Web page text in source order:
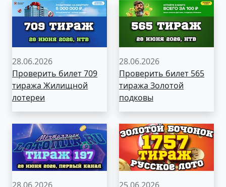
28.06.2026
Проверить билет 709
тиража Жилищной
лотереи
28.06.2026
Проверить билет 565
тиража Золотой
подковы